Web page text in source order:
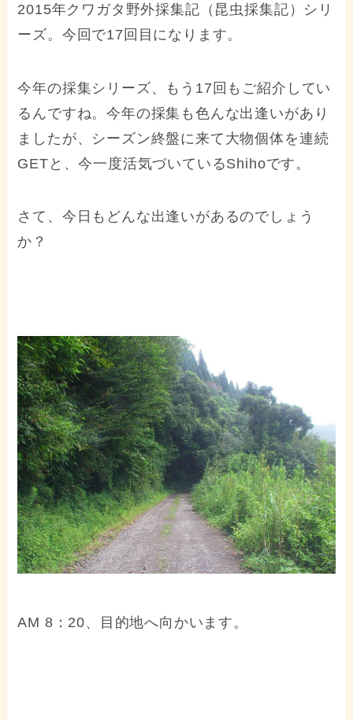
2015年クワガタ野外採集記（昆虫採集記）シリ
ーズ。今回で17回目になります。
今年の採集シリーズ、もう17回もご紹介してい
るんですね。今年の採集も色んな出逢いがあり
ましたが、シーズン終盤に来て大物個体を連続
GETと、今一度活気づいているShihoです。
さて、今日もどんな出逢いがあるのでしょう
か？
AM 8：20、目的地へ向かいます。